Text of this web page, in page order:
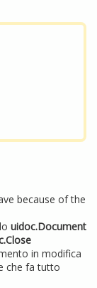
because of the
uidoc.Document
in modifica
che fa tutto